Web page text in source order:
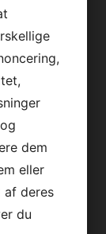
dem
eller
af deres
du